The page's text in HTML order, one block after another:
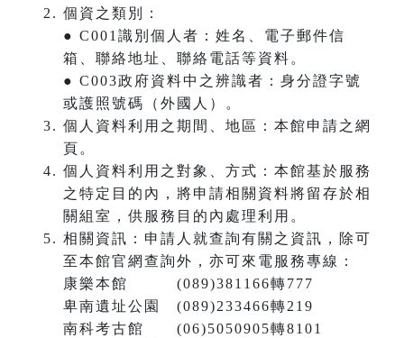
個資之類別：
● C001識別個人者：姓名、電子郵件信
箱、聯絡地址、聯絡電話等資料。
● C003政府資料中之辨識者：身分證字號
或護照號碼（外國人）。
個人資料利用之期間、地區：本館申請之網
頁。
個人資料利用之對象、方式：本館基於服務
之特定目的內，將申請相關資料將留存於相
關組室，供服務目的內處理利用。
相關資訊：申請人就查詢有關之資訊，除可
至本館官網查詢外，亦可來電服務專線：
康樂本館 (089)381166轉777
卑南遺址公園 (089)233466轉219
南科考古館 (06)5050905轉8101